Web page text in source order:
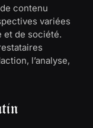
contenu
variées
et de société.
l’analyse,